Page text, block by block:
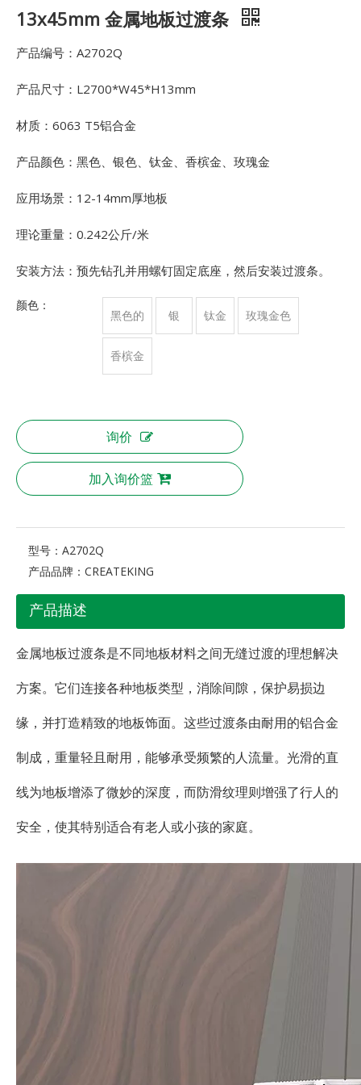
13x45mm 金属地板过渡条
产品编号：A2702Q
产品尺寸：L2700*W45*H13mm
材质：6063 T5铝合金
产品颜色：黑色、银色、钛金、香槟金、玫瑰金
应用场景：12-14mm厚地板
理论重量：0.242公斤/米
安装方法：预先钻孔并用螺钉固定底座，然后安装过渡条。
颜色：
黑色的 银 钛金 玫瑰金色
香槟金
询价
加入询价篮
型号： A2702Q
产品品牌： CREATEKING
产品描述
金属地板过渡条是不同地板材料之间无缝过渡的理想解决
方案。它们连接各种地板类型，消除间隙，保护易损边
缘，并打造精致的地板饰面。这些过渡条由耐用的铝合金
制成，重量轻且耐用，能够承受频繁的人流量。光滑的直
线为地板增添了微妙的深度，而防滑纹理则增强了行人的
安全，使其特别适合有老人或小孩的家庭。